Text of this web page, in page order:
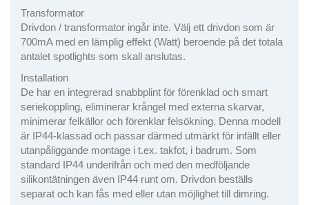
Transformator
Drivdon / transformator ingår inte. Välj ett drivdon som är
700mA med en lämplig effekt (Watt) beroende på det totala
antalet spotlights som skall anslutas.
Installation
De har en integrerad snabbplint för förenklad och smart
seriekoppling, eliminerar krångel med externa skarvar,
minimerar felkällor och förenklar felsökning. Denna modell
är IP44-klassad och passar därmed utmärkt för infällt eller
utanpåliggande montage i t.ex. takfot, i badrum. Som
standard IP44 underifrån och med den medföljande
silikontätningen även IP44 runt om. Drivdon beställs
separat och kan fås med eller utan möjlighet till dimring.